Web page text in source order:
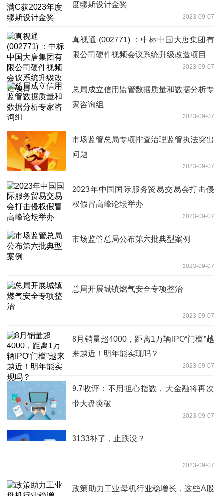
度缪斯设计金奖
2023-09-07
真视通 (002771) ：中标中国大唐集团有
限公司硬件视频会议系统升级改造项目
2023-09-07
总局成立信用监管数据质量和数据分析专
家咨询组
2023-09-07
市场监管总局专项排查治理监管执法突出
问题
2023-09-07
2023年中国国际服务贸易交易会打击侵
权假冒高峰论坛举办
2023-09-07
市场监管总局公布第六批典型案例
2023-09-07
总局开展城镇燃气安全专项整治
2023-09-07
8月销量超4000，距离1万辆IPO“门槛”越
来越近！明年能实现吗？
2023-09-07
9.7收评：不用担心指数，大金融将再次
带大盘突破
2023-09-07
3133补了，止跌没？
2023-09-07
政策助力工业母机行业稳增长，这些A股